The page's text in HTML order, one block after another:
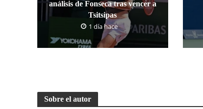
análisis de Fonseca tras vencer a
Tsitsipas
1 día hace
Sobre el autor